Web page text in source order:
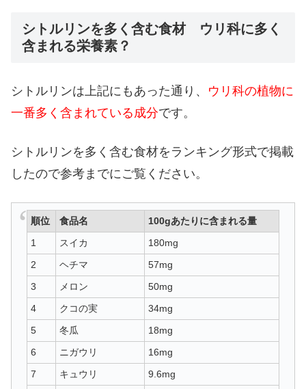
シトルリンを多く含む食材 ウリ科に多く
含まれる栄養素？
シトルリンは上記にもあった通り、 ウリ科の植物に
一番多く含まれている成分です。
シトルリンを多く含む食材をランキング形式で掲載
したので参考までにご覧ください。
順位 食品名
100gあたりに含まれる量
1
スイカ
180mg
2
ヘチマ
57mg
3
メロン
50mg
4
クコの実
34mg
5
冬瓜
18mg
6
ニガウリ
16mg
7
キュウリ
9.6mg